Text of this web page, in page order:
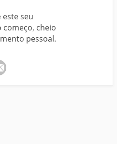
seu
cheio
pessoal.